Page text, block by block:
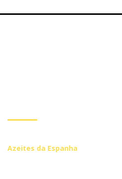
Azeites da Espanha